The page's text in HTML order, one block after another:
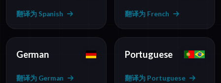
翻译为 Spanish 翻译为 French
German
翻译为 German
Portuguese
翻译为 Portuguese